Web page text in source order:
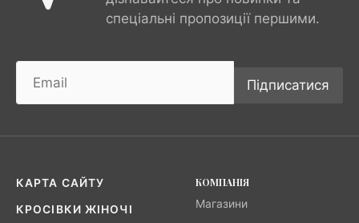
спеціальні пропозиції першими.
Підписатися
КАРТА САЙТУ
КРОСІВКИ ЖІНОЧІ
КОМПАНІЯ
Магазини